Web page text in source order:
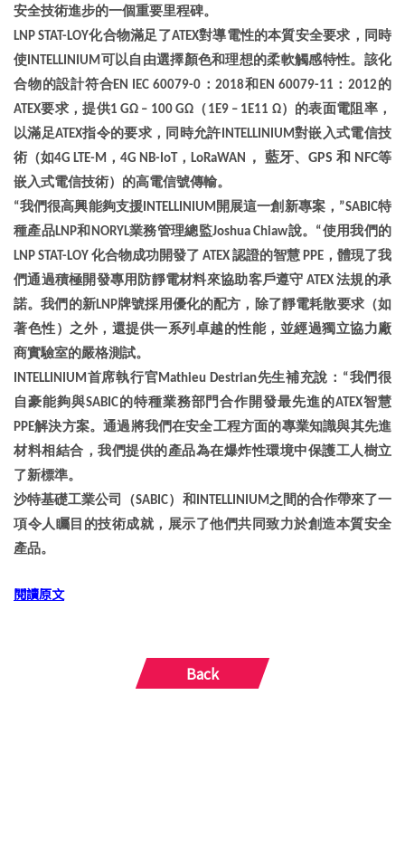
安全技術進步的一個重要里程碑。
LNP STAT-LOY化合物滿足了ATEX對導電性的本質安全要求，同時
使INTELLINIUM可以自由選擇顏色和理想的柔軟觸感特性。該化
合物的設計符合EN IEC 60079-0：2018和EN 60079-11：2012的
ATEX要求，提供1 GΩ – 100 GΩ（1E9 – 1E11 Ω）的表面電阻率，
以滿足ATEX指令的要求，同時允許INTELLINIUM對嵌入式電信技
術（如4G LTE-M，4G NB-IoT，LoRaWAN ， 藍牙、GPS 和 NFC等
嵌入式電信技術）的高電信號傳輸。
“我們很高興能夠支援INTELLINIUM開展這一創新專案，”SABIC特
種產品LNP和NORYL業務管理總監Joshua Chiaw說。“使用我們的
LNP STAT-LOY 化合物成功開發了 ATEX 認證的智慧 PPE，體現了我
們通過積極開發專用防靜電材料來協助客戶遵守 ATEX 法規的承
諾。我們的新LNP牌號採用優化的配方，除了靜電耗散要求（如
著色性）之外，還提供一系列卓越的性能，並經過獨立協力廠
商實驗室的嚴格測試。
INTELLINIUM首席執行官Mathieu Destrian先生補充說：“我們很
自豪能夠與SABIC的特種業務部門合作開發最先進的ATEX智慧
PPE解決方案。通過將我們在安全工程方面的專業知識與其先進
材料相結合，我們提供的產品為在爆炸性環境中保護工人樹立
了新標準。
沙特基礎工業公司（SABIC）和INTELLINIUM之間的合作帶來了一
項令人矚目的技術成就，展示了他們共同致力於創造本質安全
產品。
閱讀原文
Back